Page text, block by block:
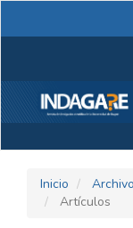
lateral
Inicio
Artículos